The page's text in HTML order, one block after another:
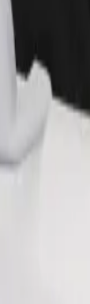
avez des